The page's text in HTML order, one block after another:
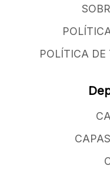
POLÍTICA DE